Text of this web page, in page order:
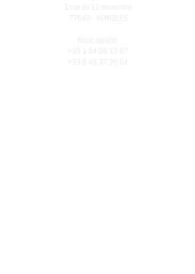
1 rue du 11 novembre
77540 - VOINSLES
Nous appeler
+33 1 64 06 13 87
+33 6 48 37 26 64